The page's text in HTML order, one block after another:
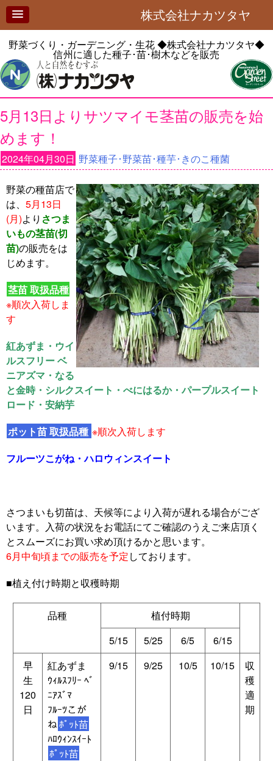
株式会社ナカツタヤ
野菜づくり・ガーデニング・生花◆株式会社ナカツタヤ◆
信州に適した種子･苗･樹木などを販売
5月13日よりサツマイモ茎苗の販売を始
めます！
2024年04月30日 野菜種子･野菜苗･種芋･きのこ種菌
野菜の種苗店で
は、 5月13日
(月)より さつま
いもの茎苗(切
苗)の販売をは
じめます。
茎苗 取扱品種
※順次入荷しま
す
紅あずま・ウイ
ルスフリー ベ
ニアズマ・なる
と金時・シルクスイート・べにはるか・パープルスイート
ロード・安納芋
ポット苗 取扱品種 ※順次入荷します
フルーツこがね・ハロウィンスイート
さつまいも切苗は、天候等により入荷が遅れる場合がござ
います。入荷の状況をお電話にてご確認のうえご来店頂く
とスムーズにお買い求め頂けるかと思います。
6月中旬頃までの販売を予定しております。
■植え付け時期と収穫時期
品種
植付時期
5/15
5/25 6/5
6/15
早
生
120
日
紅あずま
ｳｨﾙｽﾌﾘｰ ﾍﾞ
ﾆｱｽﾞﾏ
ﾌﾙｰﾂこが
ねﾎﾟｯﾄ苗
ﾊﾛｳｨﾝｽｲｰﾄ
ﾎﾟｯﾄ苗
9/15 9/25 10/5 10/15
収
穫
適
期